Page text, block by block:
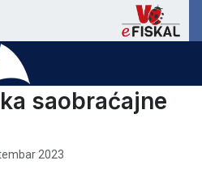
saobraćajne
2023